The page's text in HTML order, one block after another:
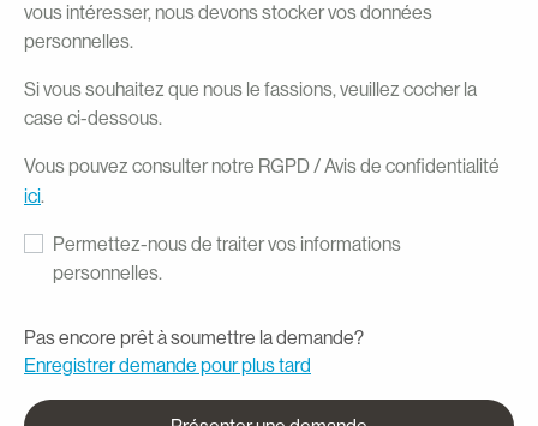
vous intéresser, nous devons stocker vos données
personnelles.
Si vous souhaitez que nous le fassions, veuillez cocher la
case ci-dessous.
Vous pouvez consulter notre RGPD / Avis de confidentialité
ici.
Permettez-nous de traiter vos informations
personnelles.
Pas encore prêt à soumettre la demande?
Enregistrer demande pour plus tard